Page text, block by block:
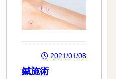
2021/01/08
鍼施術